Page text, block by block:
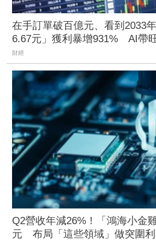
在手訂單破百億元、看到2033
6.67元」獲利暴增931% AI帶
財經
Q2營收年減26%！「鴻海小金
元 布局「這些領域」做突圍